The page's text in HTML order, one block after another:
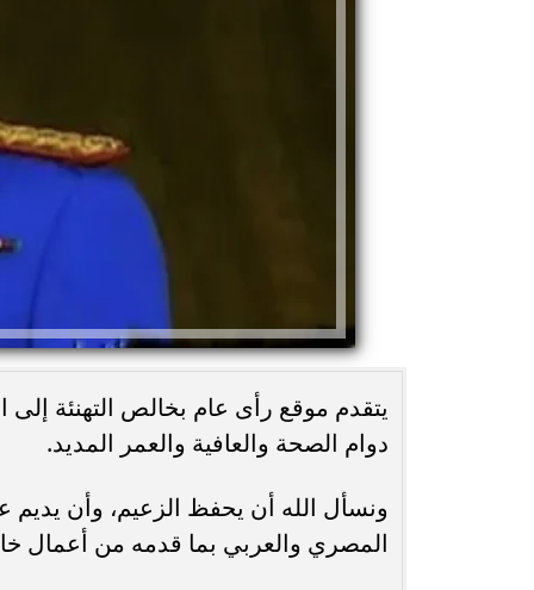
يتقدم موقع رأى عام بخالص التهنئة إلى
دوام الصحة والعافية والعمر المديد.
ونسأل الله أن يحفظ الزعيم، وأن يديم
المصري والعربي بما قدمه من أعمال
محافظ أسيوط : حملات مكثفة لرفع
وتحقيق...
بمستشفى بني